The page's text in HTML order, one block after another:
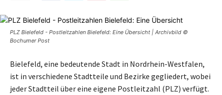
PLZ Bielefeld - Postleitzahlen Bielefeld: Eine Übersicht | Archivbild ©
Bochumer Post
Bielefeld, eine bedeutende Stadt in Nordrhein-Westfalen,
ist in verschiedene Stadtteile und Bezirke gegliedert, wobei
jeder Stadtteil über eine eigene Postleitzahl (PLZ) verfügt.